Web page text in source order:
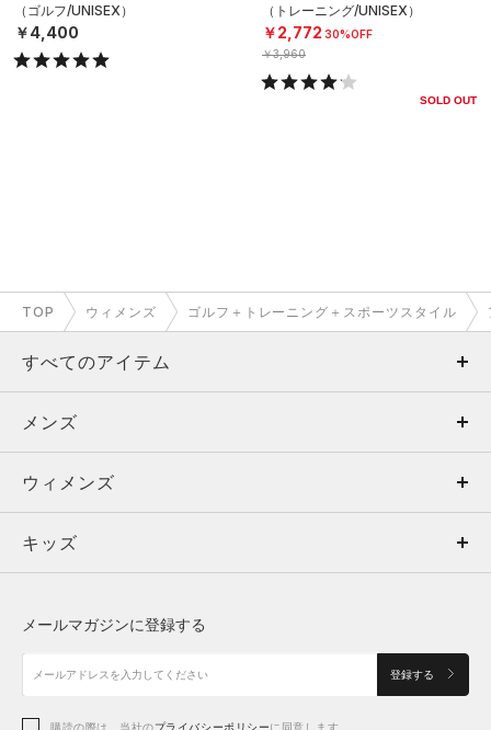
（ゴルフ/UNISEX）
￥4,400
（トレーニング/UNISEX）
￥2,772 30%OFF
￥3,960
SOLD OUT
TOP ウィメンズ ゴルフ＋トレーニング＋スポーツスタイル
すべてのアイテム
メンズ
ウィメンズ
キッズ
アクセサリー
メンズ
トップス
ボトムス
アクセサリー
ウィメンズ
トップス
シューズ
キッズ
メールマガジンに登録する
登録する
購読の際は、当社のプライバシーポリシーに同意します。